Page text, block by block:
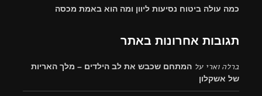
כמה עולה ביטוח נסיעות ליוון ומה הוא באמת מכסה
תגובות אחרונות באתר
ברלה וארי על המתחם שכבש את לב הילדים – מלך האריות
של אשקלון